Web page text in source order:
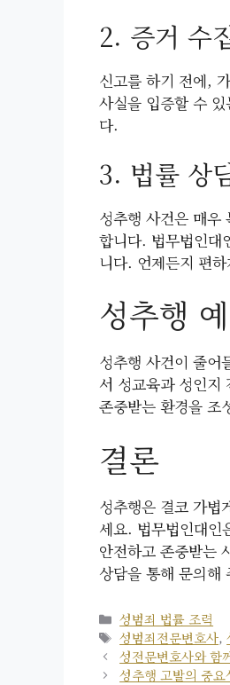
2. 증거 수
신고를 하기 전에,
사실을 입증할 수
다.
3. 법률 상
성추행 사건은 매우
합니다. 법무법인대
니다. 언제든지 편
성추행
성추행 사건이 줄어
서 성교육과 성인지
존중받는 환경을 조
결론
성추행은 결코 가볍
세요. 법무법인대인
안전하고 존중받는
상담을 통해 문의해
카
테
고
리
성범죄 법률 조력
태
그
성범죄전문변호사,
성전문변호사와 함
성추행 고발의 중요